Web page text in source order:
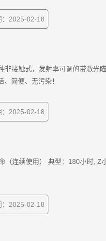
：2025-02-18
非接触式，发射率可调的带激光
简便、无污染！
：2025-02-18
（连续使用） 典型：180小时, Z
：2025-02-18